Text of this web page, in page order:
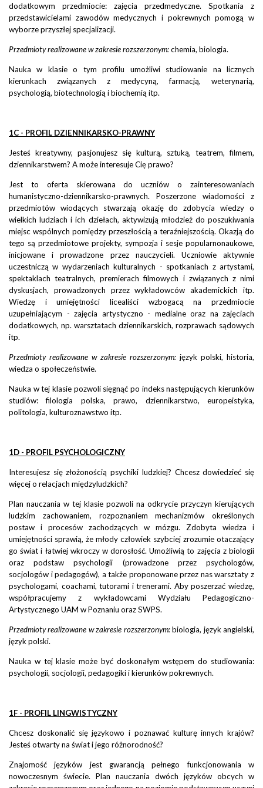
dodatkowym przedmiocie: zajęcia przedmedyczne. Spotkania z
przedstawicielami zawodów medycznych i pokrewnych pomogą w
wyborze przyszłej specjalizacji.
Przedmioty realizowane w zakresie rozszerzonym:chemia, biologia.
Nauka w klasie o tym profilu umożliwi studiowanie na licznych
kierunkach związanych z medycyną, farmacją, weterynarią,
psychologią, biotechnologią i biochemią itp.
1C - PROFIL DZIENNIKARSKO-PRAWNY
Jesteś kreatywny, pasjonujesz się kulturą, sztuką, teatrem, filmem,
dziennikarstwem? A może interesuje Cię prawo?
Jest to oferta skierowana do uczniów o zainteresowaniach
humanistyczno-dziennikarsko-prawnych. Poszerzone wiadomości z
przedmiotów wiodących stwarzają okazję do zdobycia wiedzy o
wielkich ludziach i ich dziełach, aktywizują młodzież do poszukiwania
miejsc wspólnych pomiędzy przeszłością a teraźniejszością. Okazją do
tego są przedmiotowe projekty, sympozja i sesje popularnonaukowe,
inicjowane i prowadzone przez nauczycieli. Uczniowie aktywnie
uczestniczą w wydarzeniach kulturalnych - spotkaniach z artystami,
spektaklach teatralnych, premierach filmowych i związanych z nimi
dyskusjach, prowadzonych przez wykładowców akademickich itp.
Wiedzę i umiejętności licealiści wzbogacą na przedmiocie
uzupełniającym - zajęcia artystyczno - medialne oraz na zajęciach
dodatkowych, np. warsztatach dziennikarskich, rozprawach sądowych
itp.
Przedmioty realizowane w zakresie rozszerzonym: język polski, historia,
wiedza o społeczeństwie.
Nauka w tej klasie pozwoli sięgnąć po indeks następujących kierunków
studiów: filologia polska, prawo, dziennikarstwo, europeistyka,
politologia, kulturoznawstwo itp.
1D - PROFIL PSYCHOLOGICZNY
Interesujesz się złożonością psychiki ludzkiej? Chcesz dowiedzieć się
więcej o relacjach międzyludzkich?
Plan nauczania w tej klasie pozwoli na odkrycie przyczyn kierujących
ludzkim zachowaniem, rozpoznaniem mechanizmów określonych
postaw i procesów zachodzących w mózgu. Zdobyta wiedza i
umiejętności sprawią, że młody człowiek szybciej zrozumie otaczający
go świat i łatwiej wkroczy w dorosłość. Umożliwią to zajęcia z biologii
oraz podstaw psychologii (prowadzone przez psychologów,
socjologów i pedagogów), a także proponowane przez nas warsztaty z
psychologami, coachami, tutorami i trenerami. Aby poszerzać wiedzę,
współpracujemy z wykładowcami Wydziału Pedagogiczno-
Artystycznego UAM w Poznaniu oraz SWPS.
Przedmioty realizowane w zakresie rozszerzonym:biologia, język angielski,
język polski.
Nauka w tej klasie może być doskonałym wstępem do studiowania:
psychologii, socjologii, pedagogiki i kierunków pokrewnych.
1F - PROFIL LINGWISTYCZNY
Chcesz doskonalić się językowo i poznawać kulturę innych krajów?
Jesteś otwarty na świat i jego różnorodność?
Znajomość języków jest gwarancją pełnego funkcjonowania w
nowoczesnym świecie. Plan nauczania dwóch języków obcych w